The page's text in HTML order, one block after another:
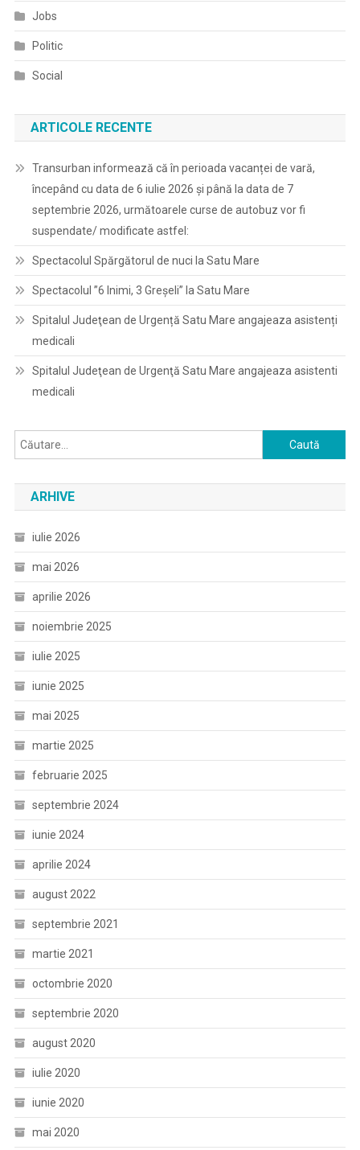
Jobs
Politic
Social
ARTICOLE RECENTE
Transurban informează că în perioada vacanței de vară,
începând cu data de 6 iulie 2026 și până la data de 7
septembrie 2026, următoarele curse de autobuz vor fi
suspendate/ modificate astfel:
Spectacolul Spărgătorul de nuci la Satu Mare
Spectacolul ”6 Inimi, 3 Greșeli” la Satu Mare
Spitalul Judeţean de Urgență Satu Mare angajeaza asistenți
medicali
Spitalul Judeţean de Urgenţă Satu Mare angajeaza asistenti
medicali
Caută
după:
ARHIVE
iulie 2026
mai 2026
aprilie 2026
noiembrie 2025
iulie 2025
iunie 2025
mai 2025
martie 2025
februarie 2025
septembrie 2024
iunie 2024
aprilie 2024
august 2022
septembrie 2021
martie 2021
octombrie 2020
septembrie 2020
august 2020
iulie 2020
iunie 2020
mai 2020